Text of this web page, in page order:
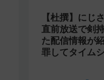
【杜撰】にじ
直前放送で剣
た配信情報が
罪してタイム